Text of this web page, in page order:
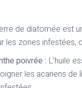
de diatomée est
les zones
poivrée : L’huile
les acariens de